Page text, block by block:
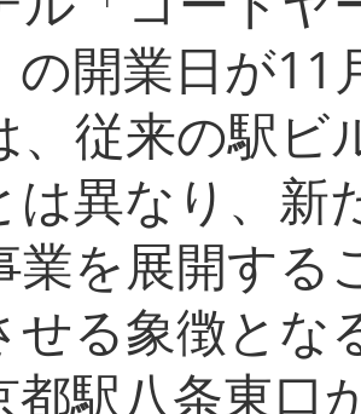
の開業日が11
、従来の駅ビ
は異なり、新
業を展開する
せる象徴とな
都駅八条東口